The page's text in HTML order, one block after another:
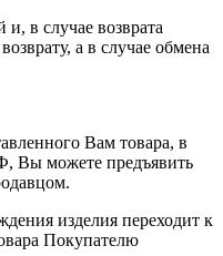
и, в случае возврата
а в случае обмена
Вам товара, в
Вы можете предъявить
изделия переходит к
Покупателю